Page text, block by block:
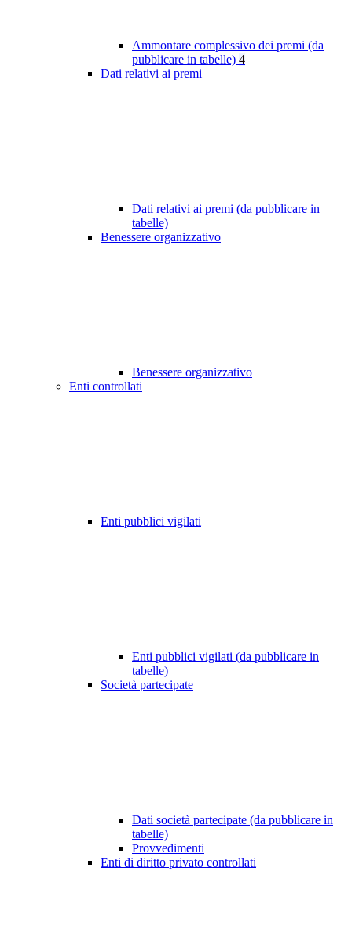
Ammontare complessivo dei premi (da
pubblicare in tabelle) 4
Dati relativi ai premi
Dati relativi ai premi (da pubblicare in
tabelle)
Benessere organizzativo
Benessere organizzativo
Enti controllati
Enti pubblici vigilati
Enti pubblici vigilati (da pubblicare in
tabelle)
Società partecipate
Dati società partecipate (da pubblicare in
tabelle)
Provvedimenti
Enti di diritto privato controllati